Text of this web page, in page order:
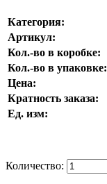
Категория:
Артикул:
Кол.-во в коробке:
Кол.-во в упаковке:
Цена:
Кратность заказа:
Ед. изм:
Количество: